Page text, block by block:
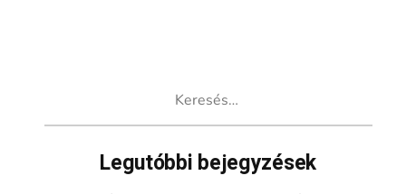
Legutóbbi bejegyzések